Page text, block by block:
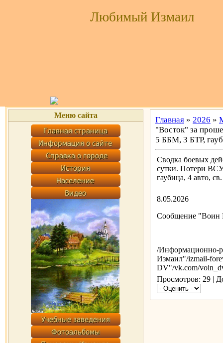
Любимый Измаил
Меню сайта Главная » 2026 »
"Восток" за
5 ББМ, 3 БТР,
Сводка боевых
сутки. Потери
гаубица, 4 авто,
8.05.2026
Сообщение "Воин
/Информационно-
Измаил"/izmail-
DV"/vk.com/
Просмотров: 29 |